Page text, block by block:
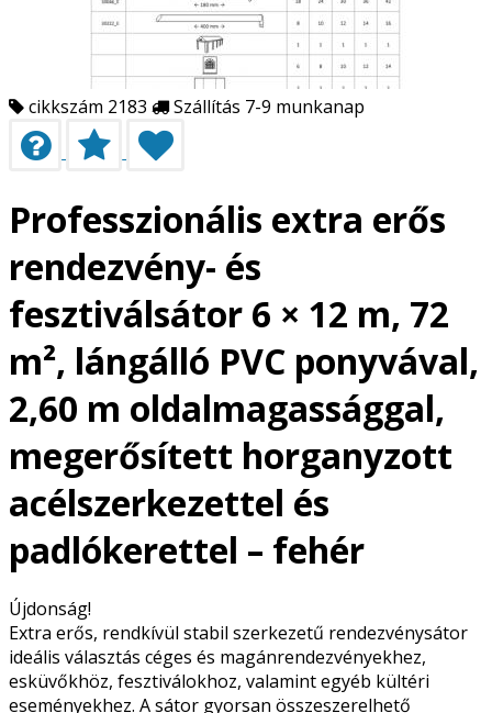
cikkszám 2183 Szállítás 7-9 munkanap
Professzionális extra erős
rendezvény- és
fesztiválsátor 6 × 12 m, 72
m², lángálló PVC ponyvával,
2,60 m oldalmagassággal,
megerősített horganyzott
acélszerkezettel és
padlókerettel – fehér
Újdonság!
Extra erős, rendkívül stabil szerkezetű rendezvénysátor
ideális választás céges és magánrendezvényekhez,
esküvőkhöz, fesztiválokhoz, valamint egyéb kültéri
eseményekhez. A sátor gyorsan összeszerelhető